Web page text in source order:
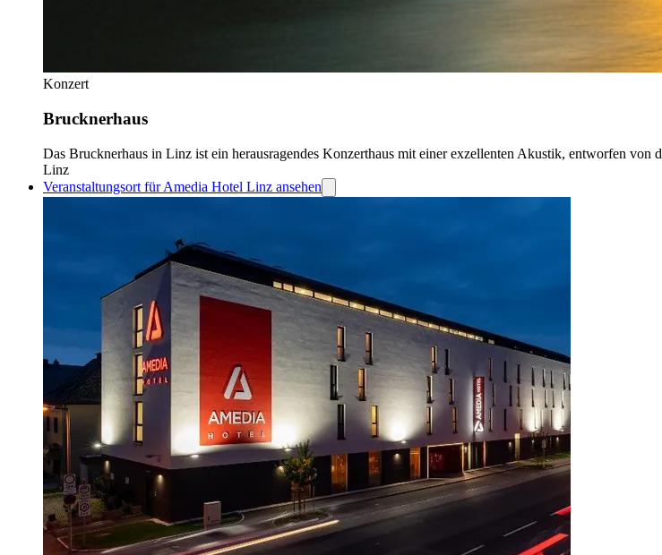
Konzert
Brucknerhaus
Das Brucknerhaus in Linz ist ein herausragendes Konzerthaus mit einer exzellenten Akustik, entworfen
Linz
Veranstaltungsort für Amedia Hotel Linz ansehen